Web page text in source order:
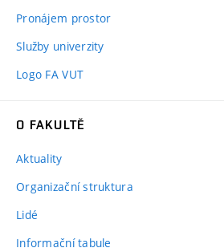
Pronájem prostor
Služby univerzity
Logo FA VUT
O FAKULTĚ
Aktuality
Organizační struktura
Lidé
Informační tabule